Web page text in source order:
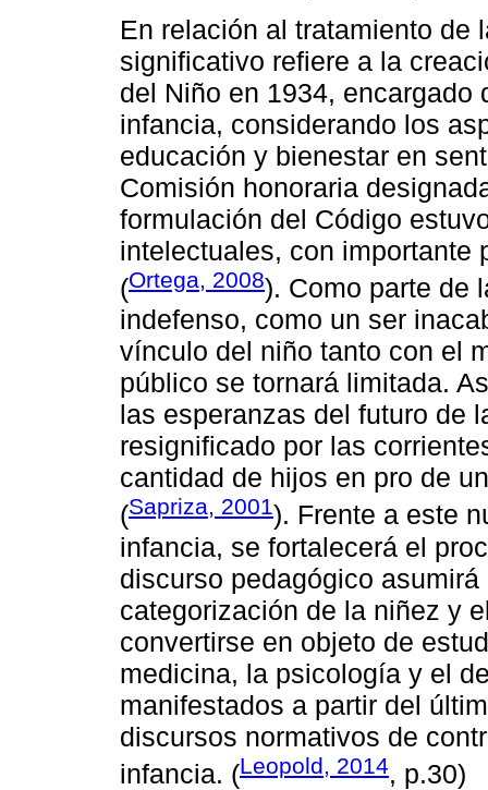
En relación al tratamiento de
significativo refiere a la
del Niño en 1934, encargado
infancia, considerando los
educación y bienestar en
Comisión honoraria
formulación del Código
intelectuales, con importante
(Ortega, 2008). Como parte de
indefenso, como un ser
vínculo del niño tanto con el
público se tornará limitada.
las esperanzas del futuro de
resignificado por las
cantidad de hijos en pro de
(Sapriza, 2001). Frente a este
infancia, se fortalecerá el
discurso pedagógico
categorización de la niñez y
convertirse en objeto de
medicina, la psicología y el
manifestados a partir del
discursos normativos de
infancia. (Leopold, 2014, p.30)